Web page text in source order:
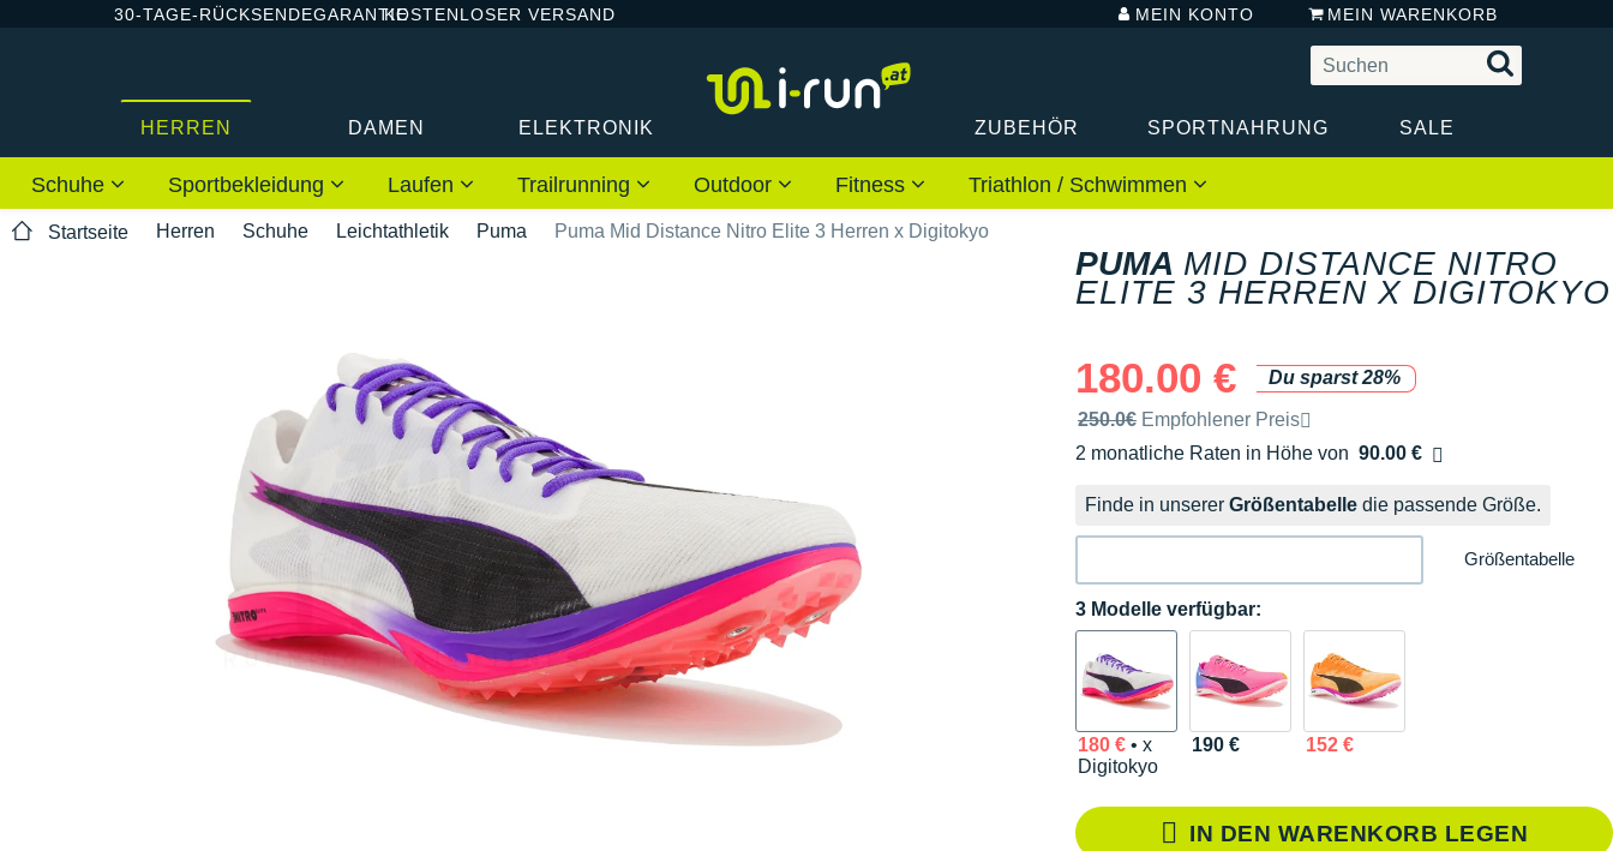
30-TAGE-RÜCKSENDEGARANTIEKOSTENLOSER VERSAND MEIN KONTO MEIN WARENKORB
HERREN DAMEN ELEKTRONIK ZUBEHÖR SPORTNAHRUNG SALE
Schuhe Sportbekleidung Laufen Trailrunning Outdoor Fitness Triathlon / Schwimmen
Startseite Herren Schuhe Leichtathletik Puma Puma Mid Distance Nitro Elite 3 Herren x Digitokyo
PUMA MID DISTANCE NITRO
ELITE 3 HERREN X DIGITOKYO
180.00 €
Du sparst 28%
Unverbindliche Preisempfehlung der Marke
250.0€ Empfohlener Preis
2 monatliche Raten in Höhe von 90.00 €
Ohne Zusatzkosten
Finde in unserer Größentabelle die passende Größe.
Größentabelle
3 Modelle verfügbar:
180 €• x
Digitokyo
190 € 152 €
IN DEN WARENKORB LEGEN